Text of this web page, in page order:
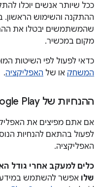
ככל שיותר אנשים יוכלו
ההתקנה והשימוש הראשון.
שהמשתמשים יבטלו את
מקום במכשיר.
כדאי לפעול לפי השיטות
המשחק או של האפליקציה.
ההנחיות של Google Play
לפעול בהתאם להנחיות
האפליקציה.
כלים למעקב אחרי גודל
שלו אפשר להשתמש במידע